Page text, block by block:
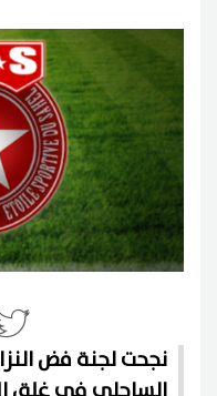
نجحت لجنة فض